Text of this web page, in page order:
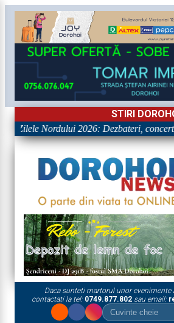
STIRI
Retrospectiva primei zile la Zilele
Daca sunteti martorul unor
contactati la tel: 0749.877.802sau email: